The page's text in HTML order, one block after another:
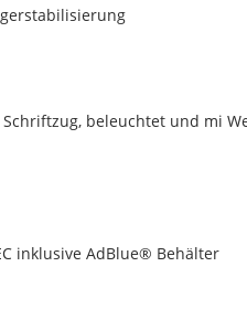
beleuchtet und mi
inklusive AdBlue® Behälter